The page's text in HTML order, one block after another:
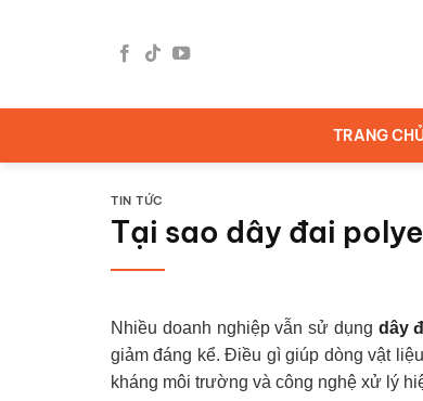
TRANG
TIN TỨC
Tại sao dây đai
Nhiều doanh nghiệp vẫn sử dụng dây
giảm đáng kể. Điều gì giúp dòng vật
kháng môi trường và công nghệ xử lý